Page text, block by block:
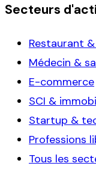
Secteurs
Restaurant &
Médecin &
E-commerce
SCI &
Startup &
Professions
Tous les